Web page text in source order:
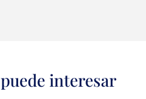
interesar